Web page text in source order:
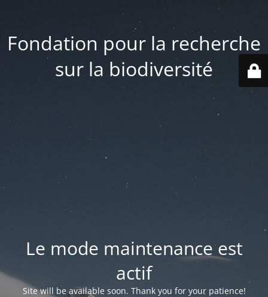
Fondation pour la recherche
sur la biodiversité
Le mode maintenance est
actif
Site will be available soon. Thank you for your patience!